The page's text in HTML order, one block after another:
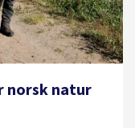
norsk natur